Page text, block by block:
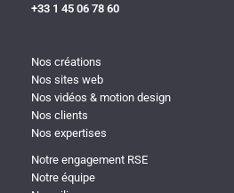
+33 1 45 06 78 60
Nos créations
Nos sites web
Nos vidéos & motion design
Nos clients
Nos expertises
Notre engagement RSE
Notre équipe